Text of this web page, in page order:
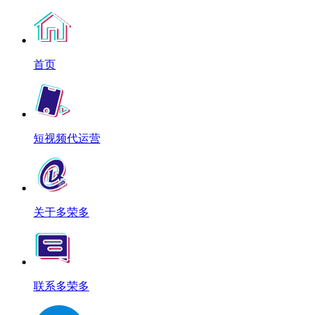
首页
短视频代运营
关于多荣多
联系多荣多